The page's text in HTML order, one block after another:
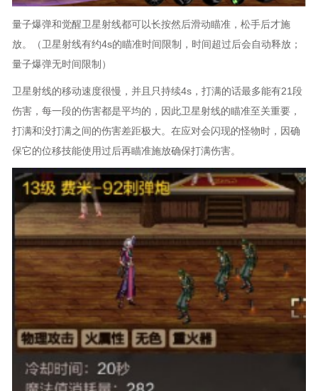
量子爆弹和觉醒卫星射线都可以长按然后滑动瞄准，松手后才施
放。（卫星射线有约4s的瞄准时间限制，时间超过后会自动释放；
量子爆弹无时间限制）
卫星射线的移动速度很慢，并且只持续4s，打满的话最多能有21段
伤害，每一段的伤害都是平均的，因此卫星射线的瞄准至关重要，
打满和没打满之间的伤害差距极大。在应对会闪现的怪物时，因确
保它的位移技能使用过后再瞄准施放确保打满伤害。